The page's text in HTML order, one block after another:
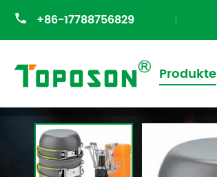
 +86-17788756829
Produkte